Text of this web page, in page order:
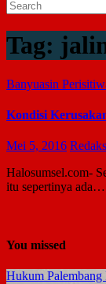
Tag:
Banyuasin
Kondisi
Mei 5, 2016
Halosumsel.com-
itu sepertinya ada…
You missed
Hukum Palembang